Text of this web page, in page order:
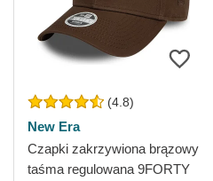
(4.8)
New Era
Czapki zakrzywiona brązowy
taśma regulowana 9FORTY